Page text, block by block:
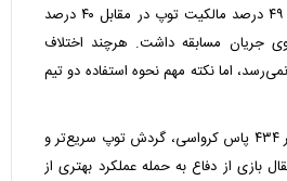
خلاصه نمی‌شود. سه‌شیر با ۴۹ درصد مالکیت توپ در مقابل ۴۰ درصد
جریان مسابقه داشت. هرچند اختلاف
اما نکته مهم نحوه استفاده دو تیم
انگلیس با ۴۸۲ پاس در برابر ۴۳۴ پاس کرواسی، گردش توپ سریع‌تر و
بازی از دفاع به حمله عملکرد بهتری از